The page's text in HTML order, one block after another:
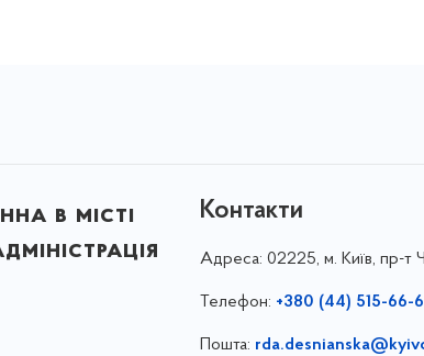
в місті
Контакти
Адреса: 02225, м. Київ, пр-т
Телефон: +380 (44) 515-66-
Пошта: